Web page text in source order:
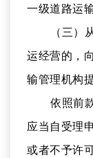
一级道路运
（三
运经营的，
输管理机构
依照前
应当自受理
或者不予许